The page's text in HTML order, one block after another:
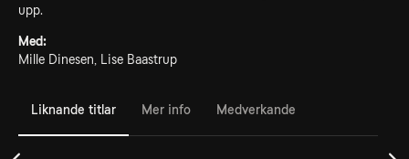
upp.
Med:
Mille Dinesen, Lise Baastrup
Liknande titlar Mer info Medverkande